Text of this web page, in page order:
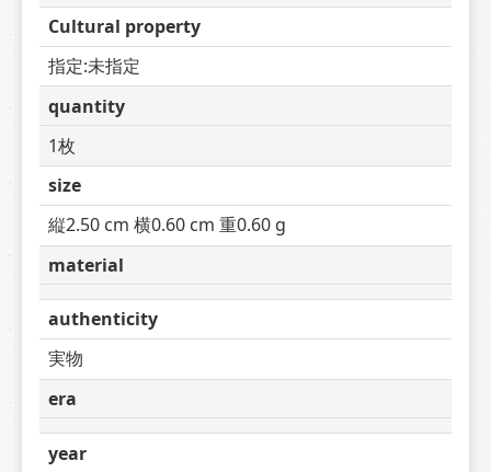
Cultural property
指定:未指定
quantity
1枚
size
縦2.50 cm 横0.60 cm 重0.60 g
material
authenticity
実物
era
year